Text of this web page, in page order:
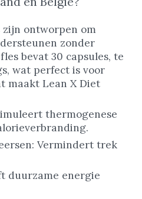
zijn ontworpen om
zonder
bevat 30 capsules, te
wat perfect is voor
maakt Lean X Diet
thermogenese
Vermindert trek
duurzame energie